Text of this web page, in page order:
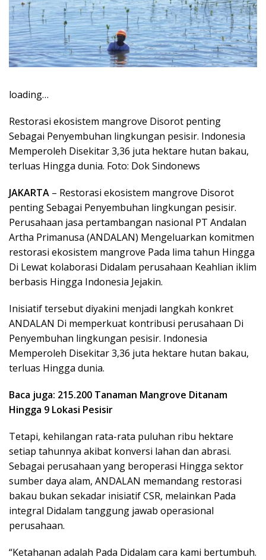
loading…
Restorasi ekosistem mangrove Disorot penting
Sebagai Penyembuhan lingkungan pesisir. Indonesia
Memperoleh Disekitar 3,36 juta hektare hutan bakau,
terluas Hingga dunia. Foto: Dok Sindonews
JAKARTA – Restorasi ekosistem mangrove Disorot
penting Sebagai Penyembuhan lingkungan pesisir.
Perusahaan jasa pertambangan nasional PT Andalan
Artha Primanusa (ANDALAN) Mengeluarkan komitmen
restorasi ekosistem mangrove Pada lima tahun Hingga
Di Lewat kolaborasi Didalam perusahaan Keahlian iklim
berbasis Hingga Indonesia Jejakin.
Inisiatif tersebut diyakini menjadi langkah konkret
ANDALAN Di memperkuat kontribusi perusahaan Di
Penyembuhan lingkungan pesisir. Indonesia
Memperoleh Disekitar 3,36 juta hektare hutan bakau,
terluas Hingga dunia.
Baca juga: 215.200 Tanaman Mangrove Ditanam
Hingga 9 Lokasi Pesisir
Tetapi, kehilangan rata-rata puluhan ribu hektare
setiap tahunnya akibat konversi lahan dan abrasi.
Sebagai perusahaan yang beroperasi Hingga sektor
sumber daya alam, ANDALAN memandang restorasi
bakau bukan sekadar inisiatif CSR, melainkan Pada
integral Didalam tanggung jawab operasional
perusahaan.
“Ketahanan adalah Pada Didalam cara kami bertumbuh.